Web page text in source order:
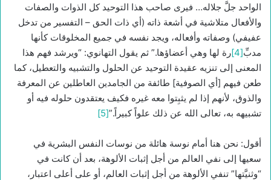
الواحد جلَّ جلاله… فيرى صاحب هذا التوحيد كل الذوات والصفات
والأفعال متلاشية في أشعة ذاته (أي ذات الحق – التفسير من تدخل
عفيفي) وصفاته وأفعاله، ويجد نفسه في جميع المخلوقات كأنها
مدبِّ[4]
رة لها وهي أعضاؤها.” ثم يقول التهانوي: “ويرشد فهم هذا
المعنى إلى تنزيه عقيدة التوحيد عن الحلول والتشبيه والتعطيل، كما
طعن فيهم [أي الصوفية] طائفة من الجامدين العاطلين عن المعرفة
والذوق، لأنهم إذا لم يثبِتوا معه غيره فكيف يعتقدون حلوله فيه أو
تشبيهه به، تعالى الله عن ذلك علواً كبيراً.”[5]
أقول: نحن هنا أمام نوسة هائلة من نوسات النفس البشرية في
سعيها إلى نفي العالم من أجل إثبات الألوهة، بعد أن كانت في
“وثنيَّتها” تنفي الألوهة من أجل إثبات العالم، أو على أعلى اعتبار،